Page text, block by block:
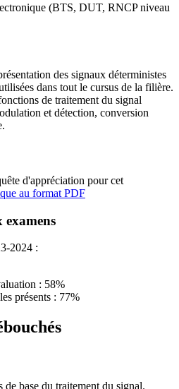
(BTS, DUT, RNCP niveau
des signaux déterministes
dans tout le cursus de la filière.
de traitement du signal
et détection, conversion
d'appréciation pour cet
au format PDF
examens
2024 :
: 58%
présents : 77%
base du traitement du signal.